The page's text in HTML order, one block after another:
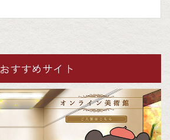
おすすめサイト